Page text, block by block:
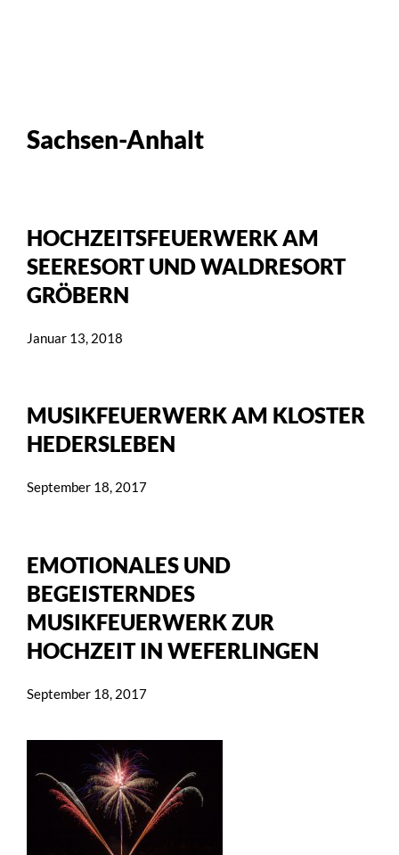
Sachsen-Anhalt
HOCHZEITSFEUERWERK AM
SEERESORT UND WALDRESORT
GRÖBERN
Januar 13, 2018
MUSIKFEUERWERK AM KLOSTER
HEDERSLEBEN
September 18, 2017
EMOTIONALES UND
BEGEISTERNDES
MUSIKFEUERWERK ZUR
HOCHZEIT IN WEFERLINGEN
September 18, 2017